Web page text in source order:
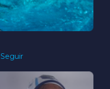
Seguir